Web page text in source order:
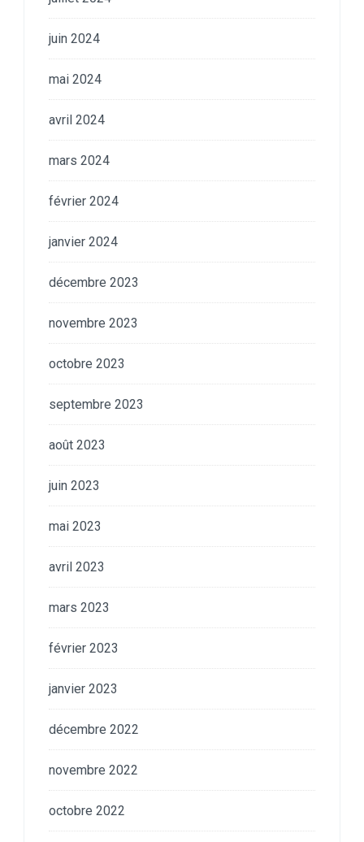
juin 2024
mai 2024
avril 2024
mars 2024
février 2024
janvier 2024
décembre 2023
novembre 2023
octobre 2023
septembre 2023
août 2023
juin 2023
mai 2023
avril 2023
mars 2023
février 2023
janvier 2023
décembre 2022
novembre 2022
octobre 2022